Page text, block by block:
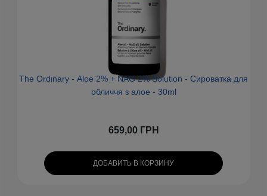
The Ordinary - Aloe 2% + NAG 2% Solution - Сироватка для
обличчя з алое - 30ml
659,00 ГРН
ДОБАВИТЬ В КОРЗИНУ